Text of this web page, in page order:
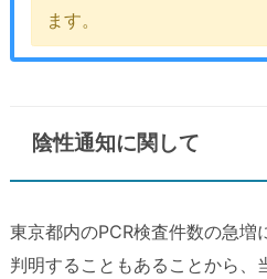
ます。
陰性通知に関して
東京都内のPCR検査件数の急増
判明することもあることから、